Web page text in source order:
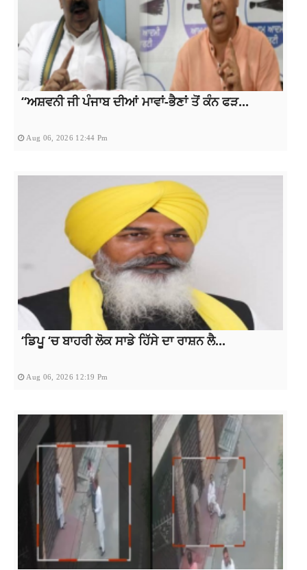
“ਅਸ਼ਵਨੀ ਜੀ ਪੰਜਾਬ ਦੀਆਂ ਮਾਵਾਂ-ਭੈਣਾਂ ਤੋਂ ਕੰਨ ਫੜ...
Aug 06, 2026 12:44 Pm
‘ਡਿਪੂ ‘ਚ ਬਾਹਰੀ ਲੋਕ ਸਾਡੇ ਹਿੱਸੇ ਦਾ ਰਾਸ਼ਨ ਲੈ...
Aug 06, 2026 12:19 Pm